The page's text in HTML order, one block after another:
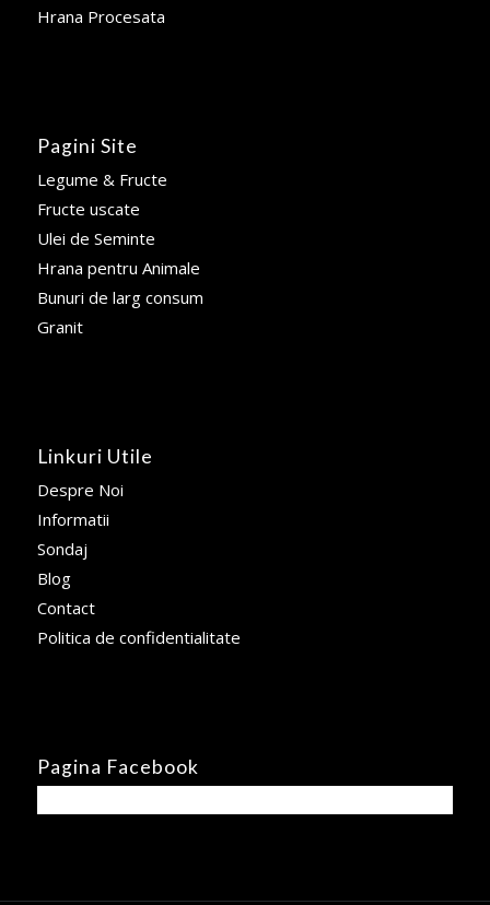
Hrana Procesata
Pagini Site
Legume & Fructe
Fructe uscate
Ulei de Seminte
Hrana pentru Animale
Bunuri de larg consum
Granit
Linkuri Utile
Despre Noi
Informatii
Sondaj
Blog
Contact
Politica de confidentialitate
Pagina Facebook